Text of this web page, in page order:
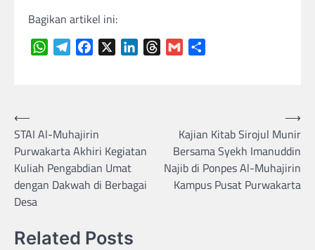
Bagikan artikel ini:
WhatsAppTelegramFacebook LinkedInThreads
Gmail
Navigasi
pos
⟵
STAI Al-Muhajirin
Purwakarta Akhiri Kegiatan
Kuliah Pengabdian Umat
dengan Dakwah di Berbagai
Desa
Kajian Kitab Sirojul Munir
Bersama Syekh Imanuddin
Najib di Ponpes Al-Muhajirin
Kampus Pusat Purwakarta
⟶
Related Posts